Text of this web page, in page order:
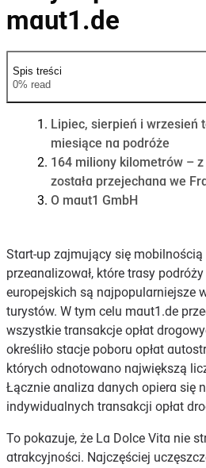
maut1.de
Spis treści
0% read
Lipiec, sierpień i wrzesień
miesiące na podróże
164 miliony kilometrów – z
została przejechana we
O maut1 GmbH
Start-up zajmujący się mobilnością
przeanalizował, które trasy
europejskich są najpopularniejsze
turystów. W tym celu maut1.de
wszystkie transakcje opłat
określiło stacje poboru opłat
których odnotowano największą
Łącznie analiza danych opiera się
indywidualnych transakcji opłat
To pokazuje, że La Dolce Vita nie
atrakcyjności. Najczęściej